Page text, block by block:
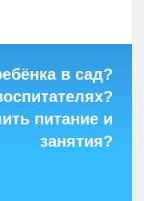
в сад?
питание и
занятия?